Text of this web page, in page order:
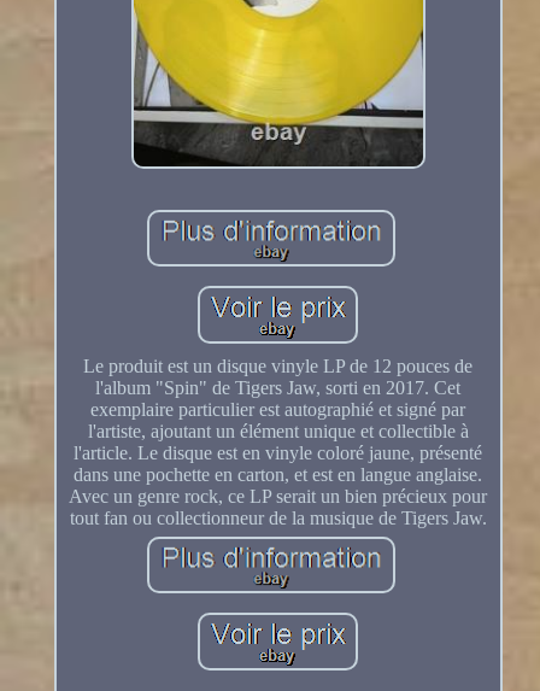
Le produit est un disque vinyle LP de 12 pouces de
l'album "Spin" de Tigers Jaw, sorti en 2017. Cet
exemplaire particulier est autographié et signé par
l'artiste, ajoutant un élément unique et collectible à
l'article. Le disque est en vinyle coloré jaune, présenté
dans une pochette en carton, et est en langue anglaise.
Avec un genre rock, ce LP serait un bien précieux pour
tout fan ou collectionneur de la musique de Tigers Jaw.